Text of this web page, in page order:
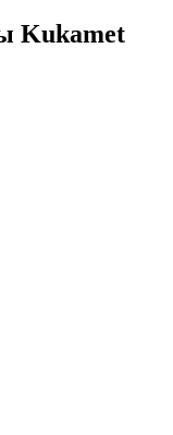
Kukamet